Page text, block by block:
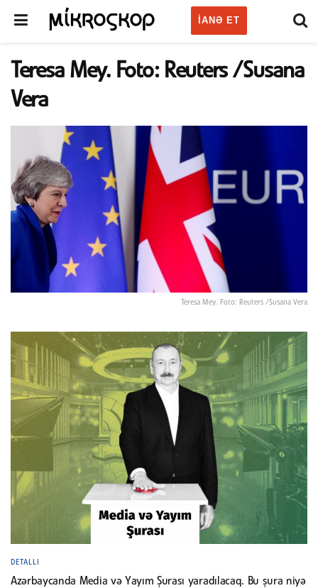
IANƏ ET
Teresa Mey. Foto: Reuters /Susana
Vera
Teresa Mey. Foto: Reuters /Susana Vera
DETALLI
Azərbaycanda Media və Yayım Şurası yaradılacaq. Bu şura niyə